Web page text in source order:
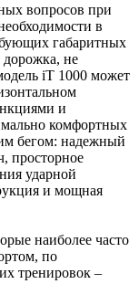
вопросов при
в
габаритных
дорожка, не
iT 1000 может
и
комфортных
бегом: надежный
просторное
ударной
и мощная
наиболее часто
по
тренировок –